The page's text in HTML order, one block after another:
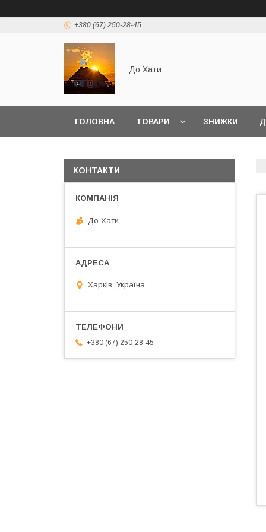
+380 (67) 250-28-45
До Хати
ГОЛОВНА ТОВАРИ ЗНИЖКИ
КОНТАКТИ
До Хати
Харків, Україна
+380 (67) 250-28-45